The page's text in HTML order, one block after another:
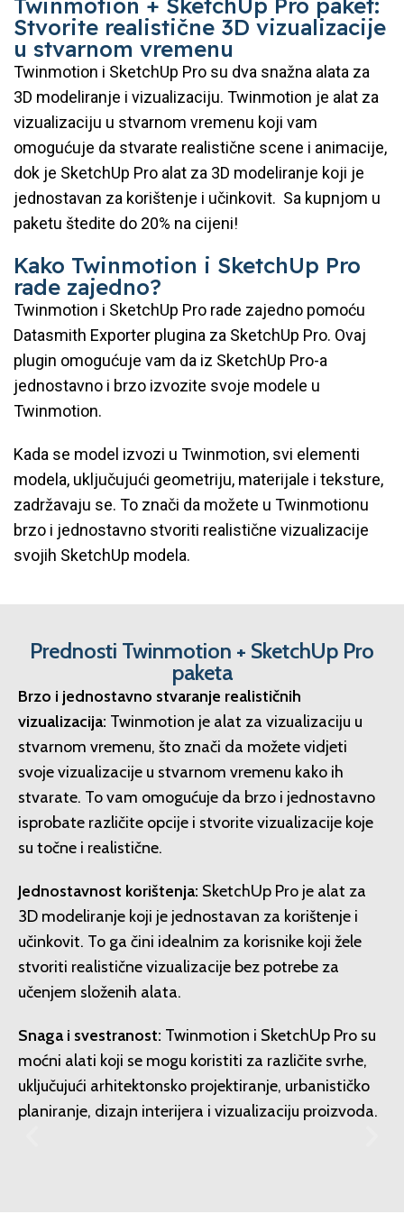
Twinmotion + SketchUp Pro paket:
Stvorite realistične 3D vizualizacije
u stvarnom vremenu
Twinmotion i SketchUp Pro su dva snažna alata za
3D modeliranje i vizualizaciju. Twinmotion je alat za
vizualizaciju u stvarnom vremenu koji vam
omogućuje da stvarate realistične scene i animacije,
dok je SketchUp Pro alat za 3D modeliranje koji je
jednostavan za korištenje i učinkovit. Sa kupnjom u
paketu štedite do 20% na cijeni!
Kako Twinmotion i SketchUp Pro
rade zajedno?
Twinmotion i SketchUp Pro rade zajedno pomoću
Datasmith Exporter plugina za SketchUp Pro. Ovaj
plugin omogućuje vam da iz SketchUp Pro-a
jednostavno i brzo izvozite svoje modele u
Twinmotion.
Kada se model izvozi u Twinmotion, svi elementi
modela, uključujući geometriju, materijale i teksture,
zadržavaju se. To znači da možete u Twinmotionu
brzo i jednostavno stvoriti realistične vizualizacije
svojih SketchUp modela.
Prednosti Twinmotion + SketchUp Pro
paketa
Brzo i jednostavno stvaranje realističnih
vizualizacija: Twinmotion je alat za vizualizaciju u
stvarnom vremenu, što znači da možete vidjeti
svoje vizualizacije u stvarnom vremenu kako ih
stvarate. To vam omogućuje da brzo i jednostavno
isprobate različite opcije i stvorite vizualizacije koje
su točne i realistične.
Jednostavnost korištenja: SketchUp Pro je alat za
3D modeliranje koji je jednostavan za korištenje i
učinkovit. To ga čini idealnim za korisnike koji žele
stvoriti realistične vizualizacije bez potrebe za
učenjem složenih alata.
Snaga i svestranost: Twinmotion i SketchUp Pro su
moćni alati koji se mogu koristiti za različite svrhe,
uključujući arhitektonsko projektiranje, urbanističko
planiranje, dizajn interijera i vizualizaciju proizvoda.